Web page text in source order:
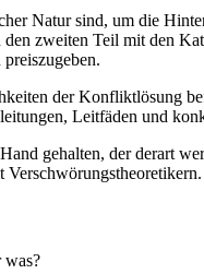
Natur sind, um die
zweiten Teil mit den
der Konfliktlösung
Leitfäden und
gehalten, der derart
was?